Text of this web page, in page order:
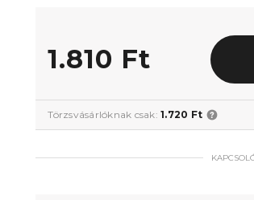
1.810 Ft
Törzsvásárlóknak csak:1.720 Ft